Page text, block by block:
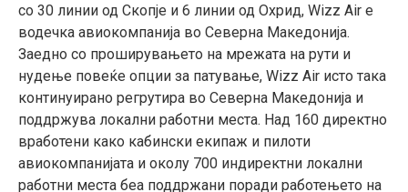
со 30 линии од Скопје и 6 линии од Охрид, Wizz Air е
водечка авиокомпанија во Северна Македонија.
Заедно со проширувањето на мрежата на рути и
нудење повеќе опции за патување, Wizz Air исто така
континуирано регрутира во Северна Македонија и
поддржува локални работни места. Над 160 директно
вработени како кабински екипаж и пилоти
авиокомпанијата и околу 700 индиректни локални
работни места беа поддржани поради работењето на